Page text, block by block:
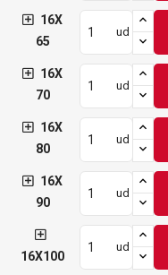
16X
65
ud
16X
70
ud
16X
80
ud
16X
90
ud
16X100
ud